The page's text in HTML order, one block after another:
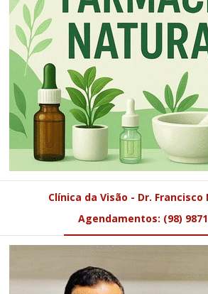
Clínica da Visão - Dr.
Agendamentos: (98)